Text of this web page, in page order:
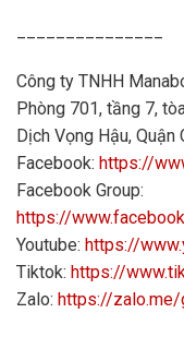
Công ty TNHH
Phòng 701, tầng 7,
Dịch Vọng Hậu, Quận
Facebook: https://
Facebook Group:
https://
Youtube: https://
Tiktok: https://
Zalo: https://